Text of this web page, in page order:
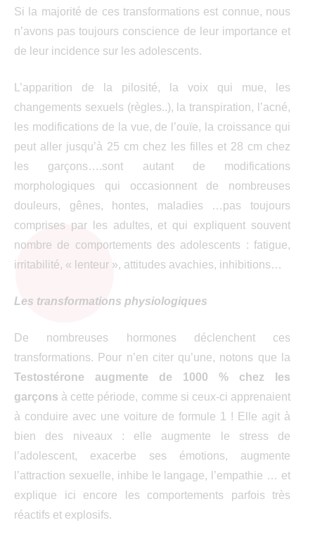
Si la majorité de ces transformations est connue, nous
n’avons pas toujours conscience de leur importance et
de leur incidence sur les adolescents.
L’apparition de la pilosité, la voix qui mue, les
changements sexuels (règles..), la transpiration, l’acné,
les modifications de la vue, de l’ouïe, la croissance qui
peut aller jusqu’à 25 cm chez les filles et 28 cm chez
les garçons….sont autant de modifications
morphologiques qui occasionnent de nombreuses
douleurs, gênes, hontes, maladies …pas toujours
comprises par les adultes, et qui expliquent souvent
nombre de comportements des adolescents : fatigue,
irritabilité, « lenteur », attitudes avachies, inhibitions…
Les transformations physiologiques
De nombreuses hormones déclenchent ces
transformations. Pour n’en citer qu’une, notons que la
Testostérone augmente de 1000 % chez les
garçons à cette période, comme si ceux-ci apprenaient
à conduire avec une voiture de formule 1 ! Elle agit à
bien des niveaux : elle augmente le stress de
l’adolescent, exacerbe ses émotions, augmente
l’attraction sexuelle, inhibe le langage, l’empathie … et
explique ici encore les comportements parfois très
réactifs et explosifs.